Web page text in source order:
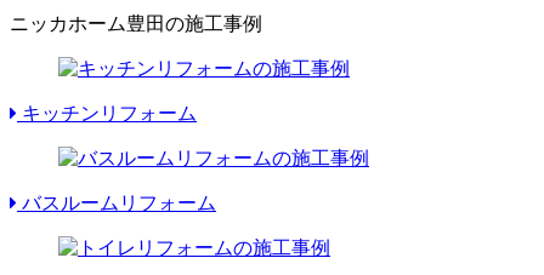
ニッカホーム豊田の施工事例
キッチンリフォーム
バスルームリフォーム